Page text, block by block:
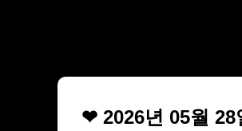
❤ 2026년 05월 28